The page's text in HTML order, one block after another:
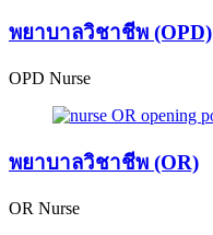
พยาบาลวิชาชีพ (OPD)
OPD Nurse
พยาบาลวิชาชีพ (OR)
OR Nurse